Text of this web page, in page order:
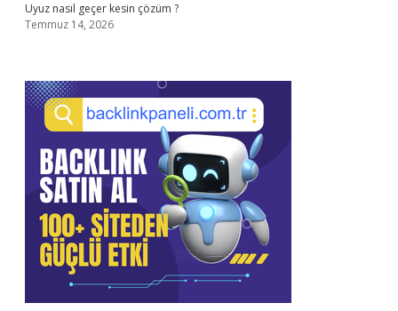
Uyuz nasıl geçer kesin çözüm ?
Temmuz 14, 2026